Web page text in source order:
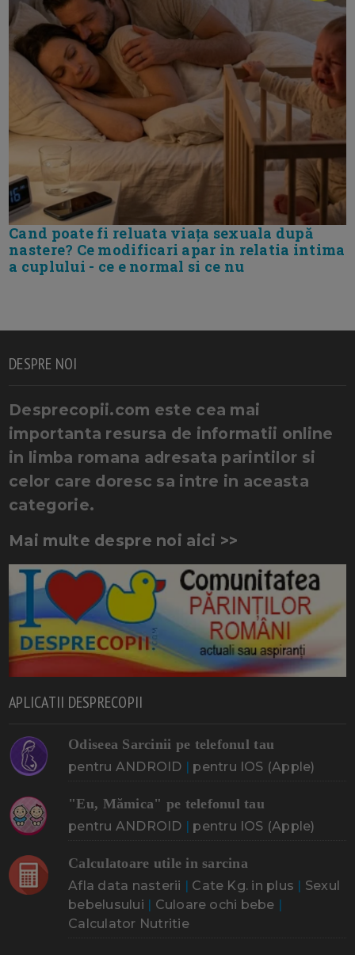
Cand poate fi reluata viața sexuala după
nastere? Ce modificari apar in relatia intima
a cuplului - ce e normal si ce nu
DESPRE NOI
Desprecopii.com este cea mai
importanta resursa de informatii online
in limba romana adresata parintilor si
celor care doresc sa intre in aceasta
categorie.
Mai multe despre noi aici >>
APLICATII DESPRECOPII
Odiseea Sarcinii pe telefonul tau
pentru ANDROID | pentru IOS (Apple)
"Eu, Mămica" pe telefonul tau
pentru ANDROID | pentru IOS (Apple)
Calculatoare utile in sarcina
Afla data nasterii | Cate Kg. in plus | Sexul
bebelusului | Culoare ochi bebe |
Calculator Nutritie